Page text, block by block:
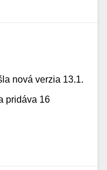
nová verzia 13.1.
pridáva 16